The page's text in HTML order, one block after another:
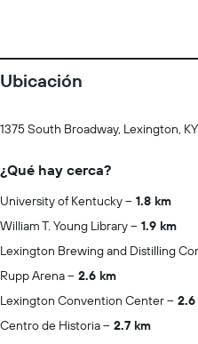
Ubicación
1375 South Broadway, Lexington,
¿Qué hay cerca?
University of Kentucky
1.8 km
William T. Young Library
1.9 km
Lexington Brewing and Distilling
Rupp Arena
2.6 km
Lexington Convention Center
Centro de Historia
2.7 km